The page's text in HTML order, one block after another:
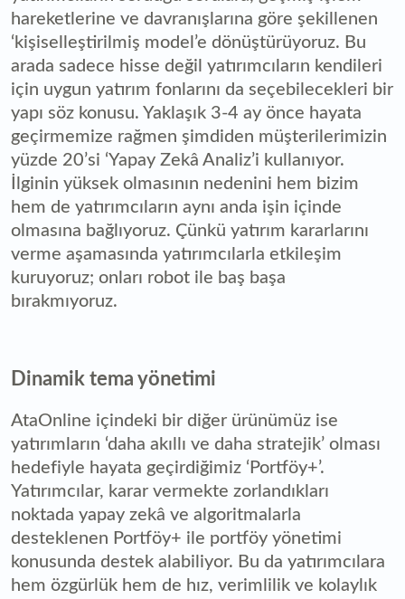
hareketlerine ve davranışlarına göre şekillenen
‘kişiselleştirilmiş model’e dönüştürüyoruz. Bu
arada sadece hisse değil yatırımcıların kendileri
için uygun yatırım fonlarını da seçebilecekleri bir
yapı söz konusu. Yaklaşık 3-4 ay önce hayata
geçirmemize rağmen şimdiden müşterilerimizin
yüzde 20’si ‘Yapay Zekâ Analiz’i kullanıyor.
İlginin yüksek olmasının nedenini hem bizim
hem de yatırımcıların aynı anda işin içinde
olmasına bağlıyoruz. Çünkü yatırım kararlarını
verme aşamasında yatırımcılarla etkileşim
kuruyoruz; onları robot ile baş başa
bırakmıyoruz.
Dinamik tema yönetimi
AtaOnline içindeki bir diğer ürünümüz ise
yatırımların ‘daha akıllı ve daha stratejik’ olması
hedefiyle hayata geçirdiğimiz ‘Portföy+’.
Yatırımcılar, karar vermekte zorlandıkları
noktada yapay zekâ ve algoritmalarla
desteklenen Portföy+ ile portföy yönetimi
konusunda destek alabiliyor. Bu da yatırımcılara
hem özgürlük hem de hız, verimlilik ve kolaylık